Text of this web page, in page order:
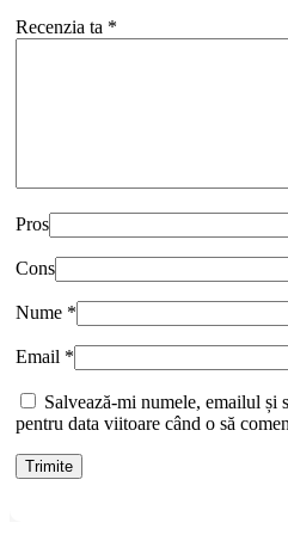
Recenzia ta *
Pros
Cons
Nume *
Email *
Salvează-mi numele, emailul și
pentru data viitoare când o să